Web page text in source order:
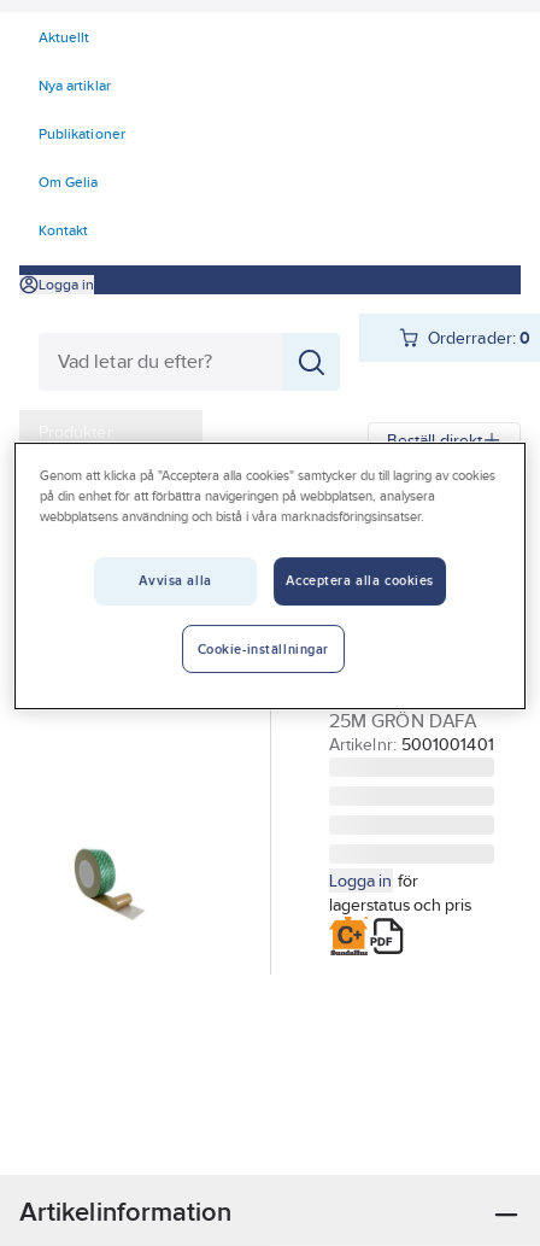
Aktuellt
Nya artiklar
Publikationer
Om Gelia
Kontakt
Logga in
Orderrader:0
Produkter
Kampanjer
Outlet
Beställ direkt
Gelia Produkter Gelia Fästmaterial Tejp & Tätning
Ångspärrtejp,
Dafa
ÅNGSPÄRRTEJP
25M GRÖN DAFA
Artikelnr: 5001001401
Logga in för
lagerstatus och pris
Artikelinformation
Genom att klicka på "Acceptera alla cookies" samtycker du till lagring av cookies
på din enhet för att förbättra navigeringen på webbplatsen, analysera
webbplatsens användning och bistå i våra marknadsföringsinsatser.
Avvisa alla Acceptera alla cookies
Cookie-inställningar